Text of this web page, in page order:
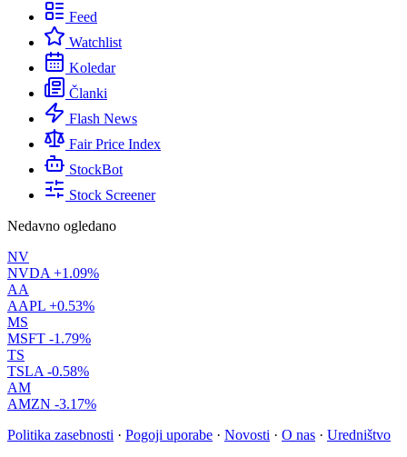
Feed
Watchlist
Koledar
Članki
Flash News
Fair Price Index
StockBot
Stock Screener
Nedavno ogledano
NV
NVDA +1.09%
AA
AAPL +0.53%
MS
MSFT -1.79%
TS
TSLA -0.58%
AM
AMZN -3.17%
Politika zasebnosti · Pogoji uporabe · Novosti · O nas · Uredništvo